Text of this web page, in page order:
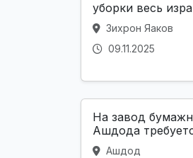
уборки весь
Зихрон Яаков
09.11.2025
На завод
Ашдода
Ашдод